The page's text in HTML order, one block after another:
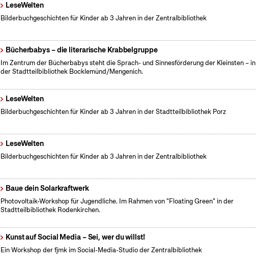
LeseWelten
Bilderbuchgeschichten für Kinder ab 3 Jahren in der Zentralbibliothek
Bücherbabys – die literarische Krabbelgruppe
Im Zentrum der Bücherbabys steht die Sprach- und Sinnesförderung der Kleinsten – in
der Stadtteilbibliothek Bocklemünd/Mengenich.
LeseWelten
Bilderbuchgeschichten für Kinder ab 3 Jahren in der Stadtteilbibliothek Porz
LeseWelten
Bilderbuchgeschichten für Kinder ab 3 Jahren in der Zentralbibliothek
Baue dein Solarkraftwerk
​Photovoltaik-Workshop für Jugendliche. Im Rahmen von "Floating Green" in der
Stadtteilbibliothek Rodenkirchen.
Kunst auf Social Media – Sei, wer du willst!
Ein Workshop der fjmk im Social-Media-Studio der Zentralbibliothek